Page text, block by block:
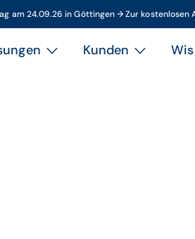
am 24.09.26 in Göttingen → Zur kostenlosen
Kunden